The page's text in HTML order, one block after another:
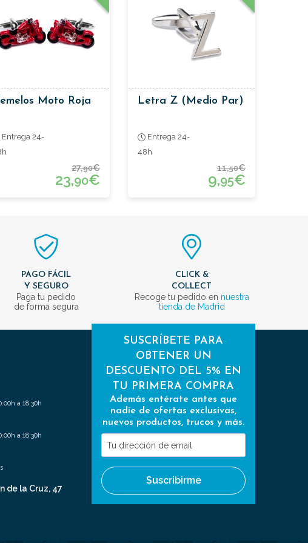
Moto Roja
Entrega 24-
27,90€
23,90€
Letra Z (medio Par)
Entrega 24-
48h
11,50€
9,95€
PAGO FÁCIL
Y SEGURO
Paga tu pedido
de forma segura
CLICK &
COLLECT
Recoge tu pedido en nuestra
tienda de Madrid
a 18:30h
a 18:30h
de la Cruz, 47
SUSCRÍBETE PARA
OBTENER UN
DESCUENTO DEL 5% EN
TU PRIMERA COMPRA
Además entérate antes que
nadie de ofertas exclusivas,
nuevos productos, trucos y más.
Tu
dirección
de
email
Suscribirme